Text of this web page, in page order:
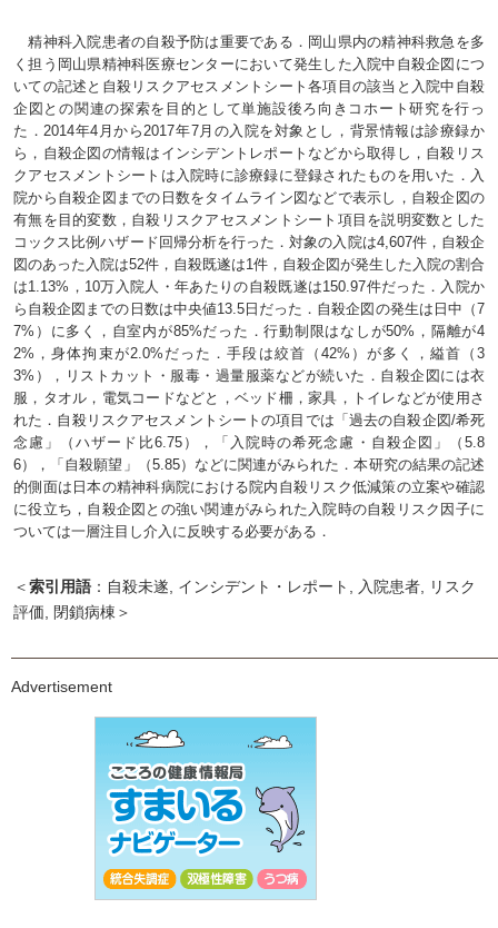
精神科入院患者の自殺予防は重要である．岡山県内の精神科救急を多
く担う岡山県精神科医療センターにおいて発生した入院中自殺企図につ
いての記述と自殺リスクアセスメントシート各項目の該当と入院中自殺
企図との関連の探索を目的として単施設後ろ向きコホート研究を行っ
た．2014年4月から2017年7月の入院を対象とし，背景情報は診療録か
ら，自殺企図の情報はインシデントレポートなどから取得し，自殺リス
クアセスメントシートは入院時に診療録に登録されたものを用いた．入
院から自殺企図までの日数をタイムライン図などで表示し，自殺企図の
有無を目的変数，自殺リスクアセスメントシート項目を説明変数とした
コックス比例ハザード回帰分析を行った．対象の入院は4,607件，自殺企
図のあった入院は52件，自殺既遂は1件，自殺企図が発生した入院の割合
は1.13%，10万入院人・年あたりの自殺既遂は150.97件だった．入院か
ら自殺企図までの日数は中央値13.5日だった．自殺企図の発生は日中（7
7%）に多く，自室内が85%だった．行動制限はなしが50%，隔離が4
2%，身体拘束が2.0%だった．手段は絞首（42%）が多く，縊首（3
3%），リストカット・服毒・過量服薬などが続いた．自殺企図には衣
服，タオル，電気コードなどと，ベッド柵，家具，トイレなどが使用さ
れた．自殺リスクアセスメントシートの項目では「過去の自殺企図/希死
念慮」（ハザード比6.75），「入院時の希死念慮・自殺企図」（5.8
6），「自殺願望」（5.85）などに関連がみられた．本研究の結果の記述
的側面は日本の精神科病院における院内自殺リスク低減策の立案や確認
に役立ち，自殺企図との強い関連がみられた入院時の自殺リスク因子に
ついては一層注目し介入に反映する必要がある．
＜索引用語 ：自殺未遂, インシデント・レポート, 入院患者, リスク
評価, 閉鎖病棟＞
Advertisement